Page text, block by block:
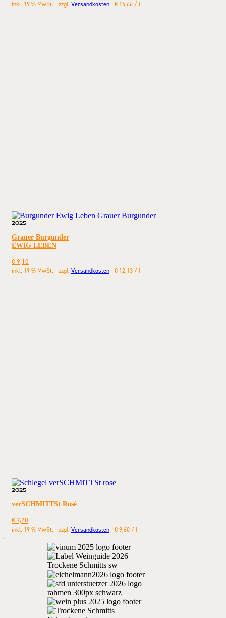
inkl. 19 % MwSt. zzgl. Versandkosten € 15,66 / l
2025
Grauer Burgunder
EWIG LEBEN
€9,10
inkl. 19 % MwSt. zzgl. Versandkosten € 12,13 / l
2025
verSCHMITTSt Rosé
€7,20
inkl. 19 % MwSt. zzgl. Versandkosten € 9,60 / l